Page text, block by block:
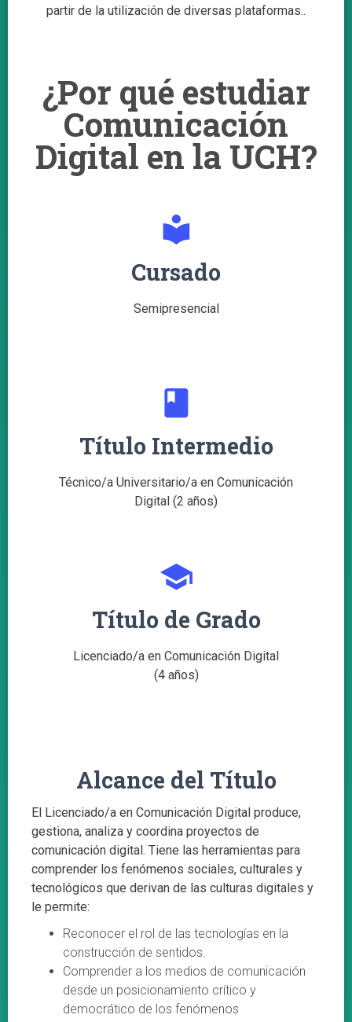
partir de la utilización de diversas plataformas..
¿Por qué estudiar
Comunicación
Digital en la UCH?
local_library
Cursado
Semipresencial
class
Título Intermedio
Técnico/a Universitario/a en Comunicación
Digital (2 años)
school
Título de Grado
Licenciado/a en Comunicación Digital
(4 años)
Alcance del Título
El Licenciado/a en Comunicación Digital produce,
gestiona, analiza y coordina proyectos de
comunicación digital. Tiene las herramientas para
comprender los fenómenos sociales, culturales y
tecnológicos que derivan de las culturas digitales y
le permite:
Reconocer el rol de las tecnologías en la
construcción de sentidos.
Comprender a los medios de comunicación
desde un posicionamiento crítico y
democrático de los fenómenos